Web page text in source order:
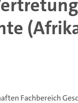
Fachbereich